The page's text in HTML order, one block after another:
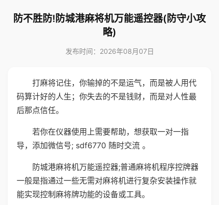
防不胜防!防城港麻将机万能遥控器(防守小攻
略)
发布时间：2026年08月07日
打麻将记住，你输掉的不是运气，而是被人用代
码算计好的人生；你失去的不是钱财，而是对人性最
后那点信任。
若你在仪器使用上需要帮助，想获取一对一指
导，添加微信号; sdf6770 随时交流 。
防城港麻将机万能遥控器;普通麻将机程序控牌器
一般是指通过一些无需对麻将机进行复杂安装操作就
能实现控制麻将牌功能的设备或工具。